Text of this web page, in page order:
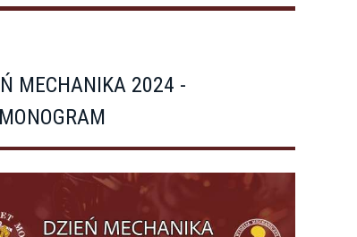
MECHANIKA 2024 -